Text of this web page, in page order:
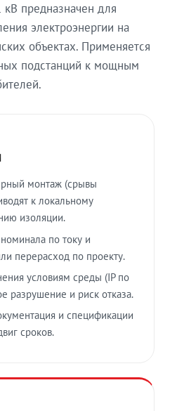
предназначен для
электроэнергии на
объектах. Применяется
подстанций к мощным
монтаж (срывы
к локальному
изоляции.
по току и
перерасход по проекту.
условиям среды (IP по
разрушение и риск отказа.
и спецификации
сроков.